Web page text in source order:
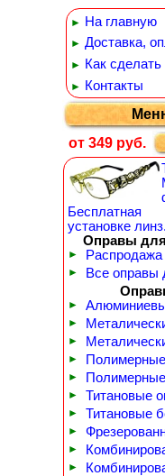
► На главную
► Доставка,
► Как сделать
► Контакты
от 349 руб.
установке
Оправы для
► Распродажа
►
Все оправы
►
►
►
►
►
► Титановые
► Титановые
►
►
►